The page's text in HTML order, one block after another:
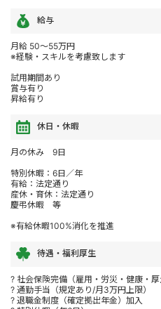
給与
月給 50～55万円
※経験・スキルを考慮致します
試用期間あり
賞与有り
昇給有り
休日・休暇
月の休み 9日
特別休暇：6日／年
有給：法定通り
産休・育休：法定通り
慶弔休暇 等
※有給休暇100%消化を推進
待遇・福利厚生
? 社会保険完備（雇用・労災・健康・厚
? 通勤手当（規定あり/月3万円上限）
? 退職金制度（確定拠出年金）加入